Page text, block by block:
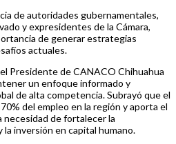
de autoridades gubernamentales,
y expresidentes de la Cámara,
de generar estrategias
actuales.
Presidente de CANACO Chihuahua
un enfoque informado y
de alta competencia. Subrayó que el
del empleo en la región y aporta el
necesidad de fortalecer la
inversión en capital humano.